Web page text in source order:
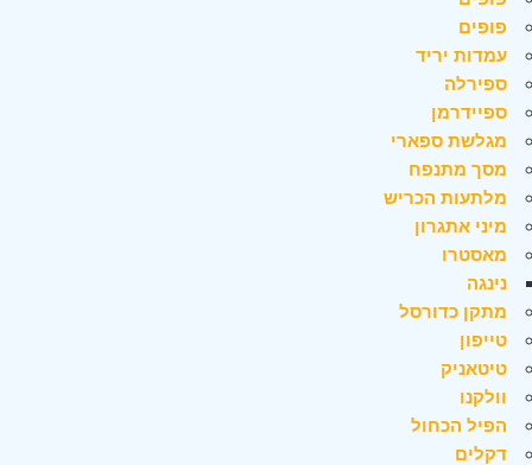
פופים
עמדות יריד
ספירלה
ספיידרמן
מגלשת ספארי
מסך מתנפח
מלתעות הכריש
מיני אתגרון
מאסטרו
נינגה
מתקן כדורסל
טייפון
טיטאניק
וולקנו
הפיל הכחול
דקלים